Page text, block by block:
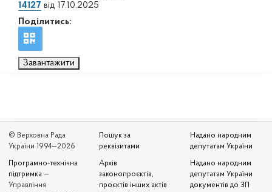
14127 від 17.10.2025
Поділитись:
Завантажити
© Верховна Рада
України 1994—2026
Програмно-технічна
підтримка —
Управління
Пошук за
реквізитами
Архів
законопроєктів,
проєктів інших актів
Надано народним
депутатам України
Надано народним
депутатам України
документів до ЗП